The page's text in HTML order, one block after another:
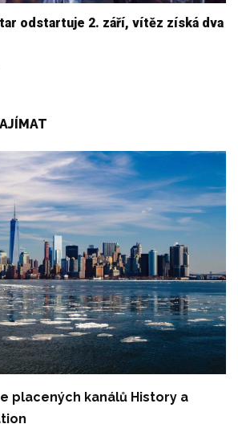
odstartuje 2. září, vítěz získá dva
placených kanálů History a